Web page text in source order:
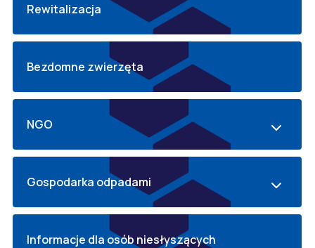
Rewitalizacja
Bezdomne zwierzęta
NGO
Gospodarka odpadami
Informacje dla osób niesłyszących